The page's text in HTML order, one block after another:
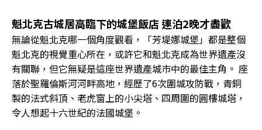
魁北克古城居高臨下的城堡飯店 連泊2晚才盡歡
無論從魁北克哪一個角度觀看，「芳堤娜城堡」都是整個
魁北克的視覺重心所在，或許它和魁北克成為世界遺產沒
有關聯，但它無疑是這座世界遺產城巿中的最佳主角。 座
落於聖羅倫斯河河畔高地，經歷了6次圍城攻防戰，青銅
製的法式斜頂、老虎窗上的小尖塔、四周圍的圓樓城塔，
令人想起十六世紀的法國城堡。